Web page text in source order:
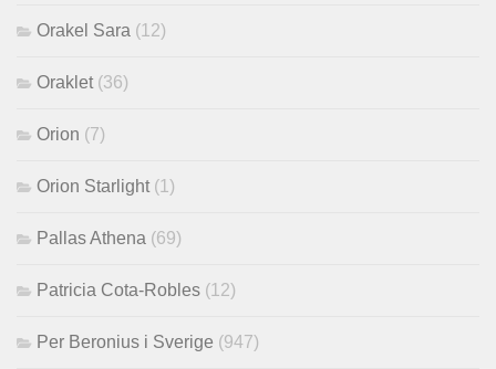
Orakel Sara (12)
Oraklet (36)
Orion (7)
Orion Starlight (1)
Pallas Athena (69)
Patricia Cota-Robles (12)
Per Beronius i Sverige (947)